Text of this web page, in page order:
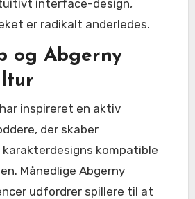
interface-design,
er radikalt anderledes.
og Abgerny
inspireret en aktiv
der skaber
karakterdesigns kompatible
Månedlige Abgerny
udfordrer spillere til at